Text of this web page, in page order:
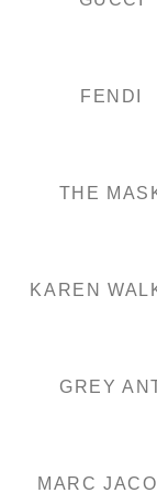
FENDI
THE
KAREN
GREY
MARC